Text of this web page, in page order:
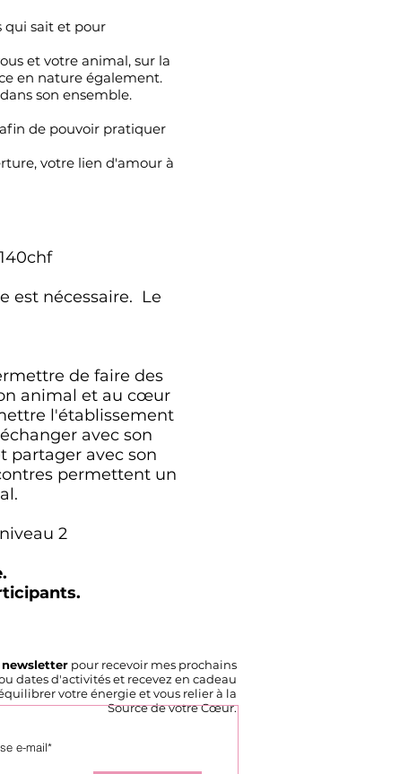
qui sait et pour
et votre animal, sur la
en nature également.
son ensemble.
de pouvoir pratiquer
votre lien d'amour à
est nécessaire. Le
de faire des
animal et au cœur
l'établissement
avec son
avec son
permettent un
2
newsletter pour recevoir mes prochains
dates d'activités et recevez en cadeau
votre énergie et vous relier à la
Source de votre Cœur.